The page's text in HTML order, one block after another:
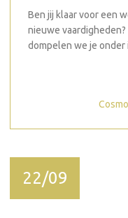
Ben jij klaar voor een
nieuwe
dompelen we je onder
22/09